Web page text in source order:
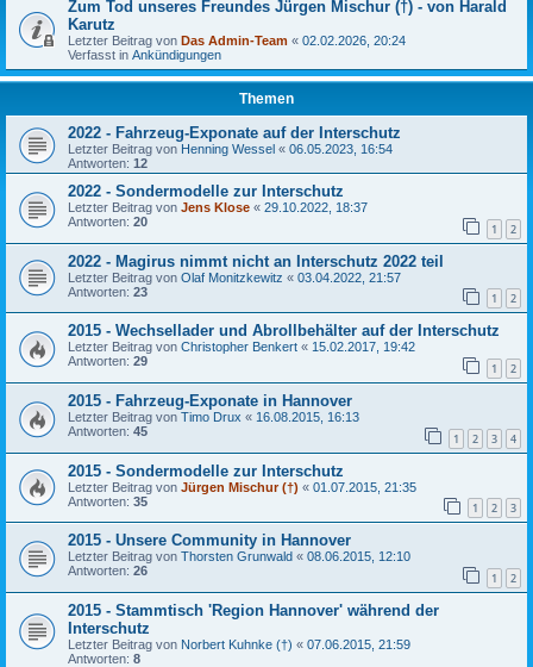
Zum Tod unseres Freundes Jürgen Mischur (†) - von Harald
Karutz
Letzter Beitrag von Das Admin-Team « 02.02.2026, 20:24
Verfasst in Ankündigungen
Themen
2022 - Fahrzeug-Exponate auf der Interschutz
Letzter Beitrag von Henning Wessel « 06.05.2023, 16:54
Antworten: 12
2022 - Sondermodelle zur Interschutz
Letzter Beitrag von Jens Klose « 29.10.2022, 18:37
Antworten: 20 1 2
2022 - Magirus nimmt nicht an Interschutz 2022 teil
Letzter Beitrag von Olaf Monitzkewitz « 03.04.2022, 21:57
Antworten: 23 1 2
2015 - Wechsellader und Abrollbehälter auf der Interschutz
Letzter Beitrag von Christopher Benkert « 15.02.2017, 19:42
Antworten: 29 1 2
2015 - Fahrzeug-Exponate in Hannover
Letzter Beitrag von Timo Drux « 16.08.2015, 16:13
Antworten: 45 1 2 3 4
2015 - Sondermodelle zur Interschutz
Letzter Beitrag von Jürgen Mischur (†) « 01.07.2015, 21:35
Antworten: 35 1 2 3
2015 - Unsere Community in Hannover
Letzter Beitrag von Thorsten Grunwald « 08.06.2015, 12:10
Antworten: 26 1 2
2015 - Stammtisch 'Region Hannover' während der
Interschutz
Letzter Beitrag von Norbert Kuhnke (†) « 07.06.2015, 21:59
Antworten: 8